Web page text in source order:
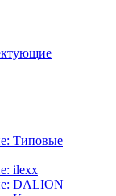
Типовые
ilexx
DALION